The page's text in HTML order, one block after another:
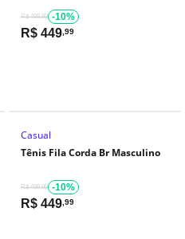
R$ 499,99 -10%
R$ 449,99
Casual
Tênis Fila Corda Br Masculino
R$ 499,99 -10%
R$ 449,99